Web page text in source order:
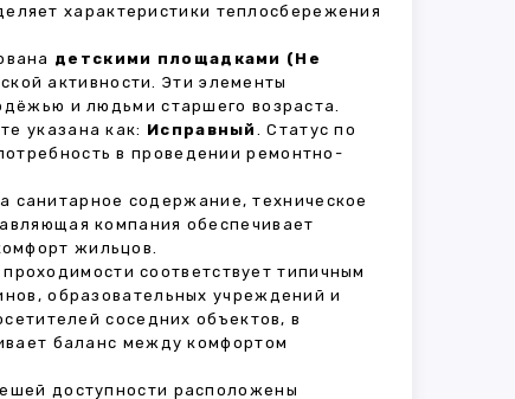
характеристики теплосбережения
детскими площадками (Не
активности. Эти элементы
и людьми старшего возраста.
указана как: Исправный . Статус по
в проведении ремонтно-
санитарное содержание, техническое
компания обеспечивает
жильцов.
соответствует типичным
образовательных учреждений и
соседних объектов, в
баланс между комфортом
доступности расположены